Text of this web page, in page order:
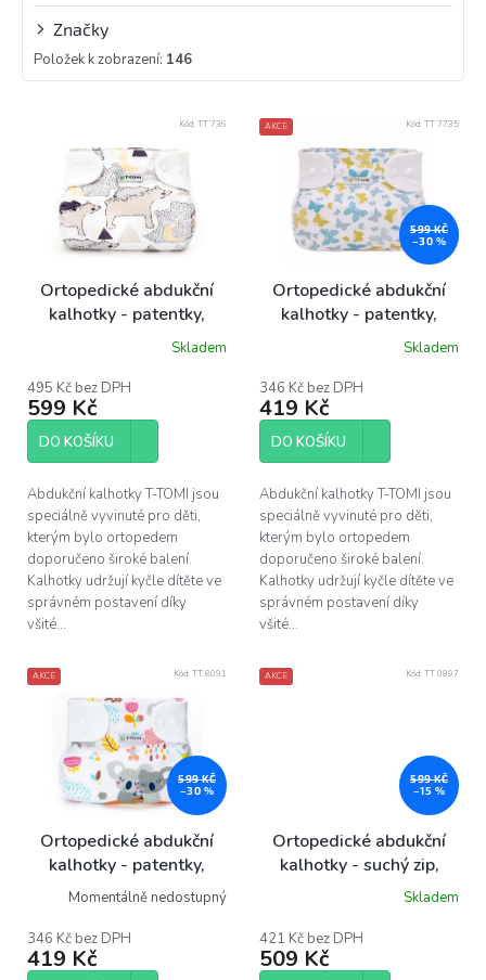
Značky
Položek k zobrazení: 146
ů
Ortopedické abdukční
kalhotky - patentky,
bears (3-6kg)Skladem
495 Kč bez DPH
599 Kč
DO KOŠÍKU
Abdukční kalhotky T-TOMI jsou
speciálně vyvinuté pro děti,
kterým bylo ortopedem
doporučeno široké balení.
Kalhotky udržují kyčle dítěte ve
správném postavení díky
všité...
Kód: TT 736 AKCE
599 KČ
–30 %
Ortopedické abdukční
kalhotky - patentky,
butterflies (5-9kg)Skladem
346 Kč bez DPH
419 Kč
DO KOŠÍKU
Abdukční kalhotky T-TOMI jsou
speciálně vyvinuté pro děti,
kterým bylo ortopedem
doporučeno široké balení.
Kalhotky udržují kyčle dítěte ve
správném postavení díky
všité...
Kód: TT 7735
AKCE
599 KČ
–30 %
Ortopedické abdukční
kalhotky - patentky,
koalas (5-9kg)
Momentálně nedostupný
346 Kč bez DPH
419 Kč
Kód: TT 8091 AKCE
599 KČ
–15 %
Ortopedické abdukční
kalhotky - suchý zip,
dinos (5-9kg)Skladem
421 Kč bez DPH
509 Kč
Kód: TT 0897